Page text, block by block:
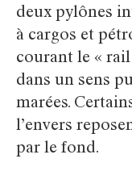
deux pylônes
à cargos et
courant le «
dans un sens
marées.
l’envers
par le fond.